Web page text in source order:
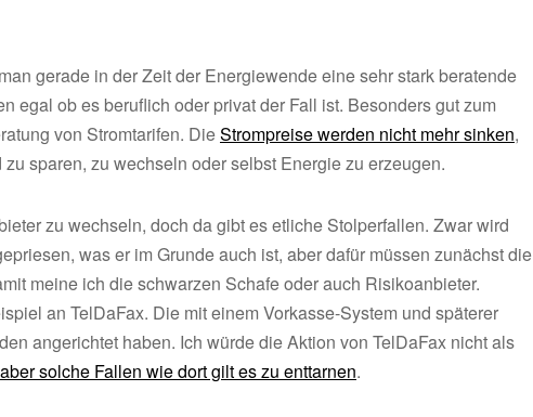
gerade in der Zeit der Energiewende eine sehr stark beratende
egal ob es beruflich oder privat der Fall ist. Besonders gut zum
von Stromtarifen. DieStrompreise werden nicht mehr sinken,
sparen, zu wechseln oder selbst Energie zu erzeugen.
zu wechseln, doch da gibt es etliche Stolperfallen. Zwar wird
was er im Grunde auch ist, aber dafür müssen zunächst die
meine ich die schwarzen Schafe oder auch Risikoanbieter.
an TelDaFax. Die mit einem Vorkasse-System und späterer
angerichtet haben. Ich würde die Aktion von TelDaFax nicht als
aber solche Fallen wie dort gilt es zu enttarnen.